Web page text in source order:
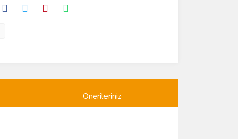
Önerileriniz